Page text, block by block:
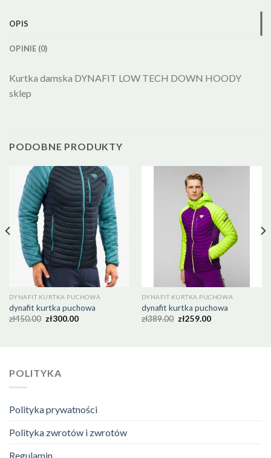
OPIS
OPINIE (0)
Kurtka damska DYNAFIT LOW TECH DOWN HOODY
sklep
PODOBNE PRODUKTY
DYNAFIT KURTKA PUCHOWA
dynafit kurtka puchowa
zł450.00 zł300.00
DYNAFIT KURTKA PUCHOWA
dynafit kurtka puchowa
zł389.00 zł259.00
POLITYKA
Polityka prywatności
Polityka zwrotów i zwrotów
Regulamin